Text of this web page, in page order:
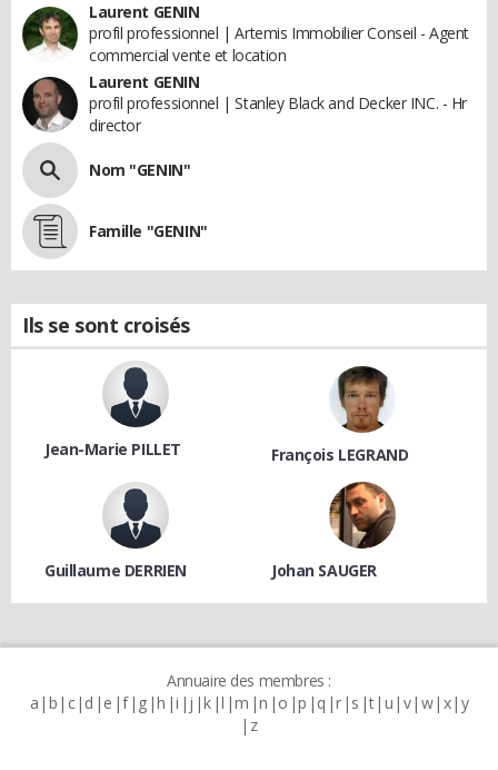
Laurent GENIN
profil professionnel | Artemis Immobilier Conseil - Agent
commercial vente et location
Laurent GENIN
profil professionnel | Stanley Black and Decker INC. - Hr
director
Nom "GENIN"
Famille "GENIN"
Ils se sont croisés
Jean-Marie PILLET François LEGRAND
Guillaume DERRIEN Johan SAUGER
Annuaire des membres :
a b c d e f g h i j k l m n o p q r s t u v w x y
z